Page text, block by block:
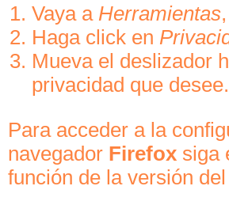
Vaya a Herramientas,
Haga click en
Mueva el deslizador
privacidad que desee.
Para acceder a la
navegador Firefox siga
función de la versión